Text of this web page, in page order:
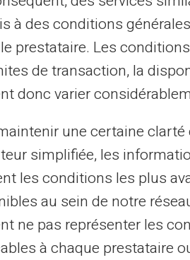
des abonnements
carte est enregistrée, un
si l'abonnement n'est
ne peut être effectué que
Si le montant disponible
refusée.
à des conditions
prestataire. Les
de transaction, la
donc varier
une certaine
simplifiée, les
les conditions les plus
au sein de notre
ne pas représenter les
à chaque prestataire